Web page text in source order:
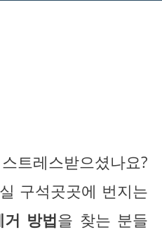
트레스받으셨나요?
구석곳곳에 번지는
방법을 찾는 분들